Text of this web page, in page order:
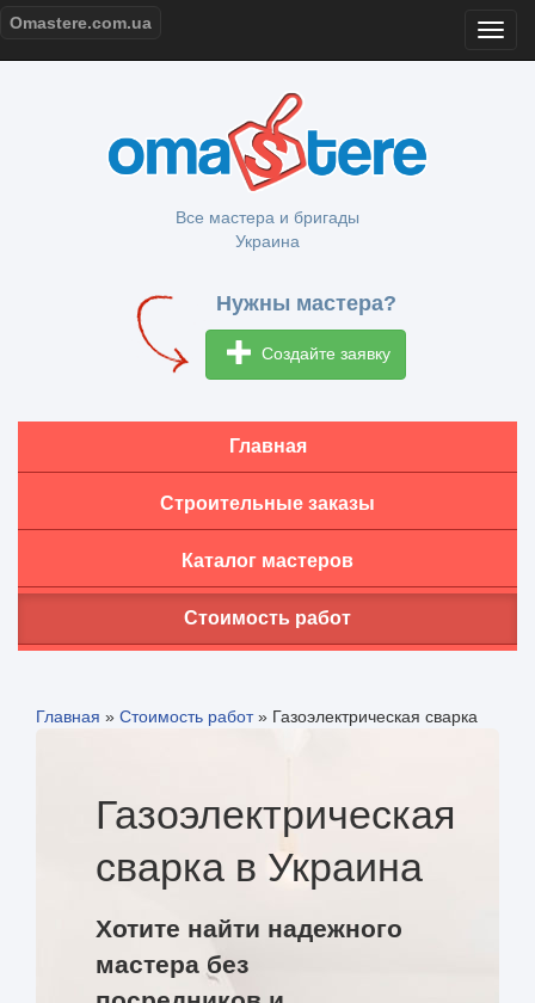
Omastere.com.ua
Все мастера и бригады
Украина
Нужны мастера?
Создайте заявку
Главная
Строительные заказы
Каталог мастеров
Стоимость работ
Главная » Стоимость работ» Газоэлектрическая сварка
Газоэлектрическая
сварка в Украина
Хотите найти надежного
мастера без